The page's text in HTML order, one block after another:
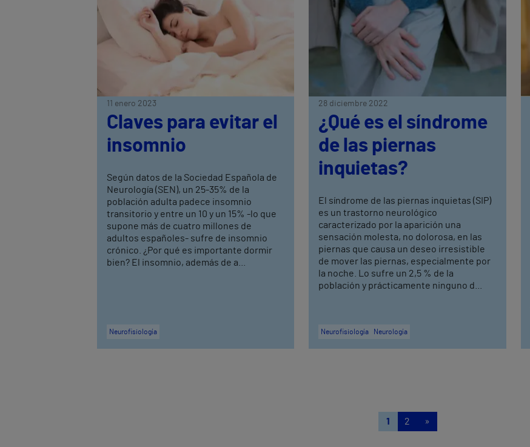
11 enero 2023
Claves para evitar el
insomnio
Según datos de la Sociedad Española de
Neurología (SEN), un 25-35% de la
población adulta padece insomnio
transitorio y entre un 10 y un 15% -lo que
supone más de cuatro millones de
adultos españoles- sufre de insomnio
crónico. ¿Por qué es importante dormir
bien? El insomnio, además de a...
Neurofisiología
28 diciembre 2022
¿Qué es el síndrome
de las piernas
inquietas?
El síndrome de las piernas inquietas (SIP)
es un trastorno neurológico
caracterizado por la aparición una
sensación molesta, no dolorosa, en las
piernas que causa un deseo irresistible
de mover las piernas, especialmente por
la noche. Lo sufre un 2,5 % de la
población y prácticamente ninguno d...
Neurofisiología Neurología
1 2 »